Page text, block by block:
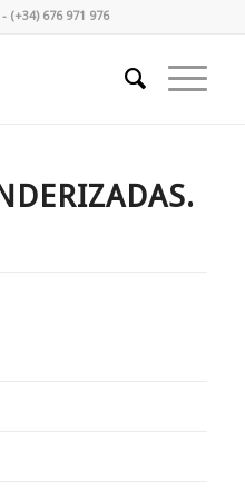
(+34) 676 971 976